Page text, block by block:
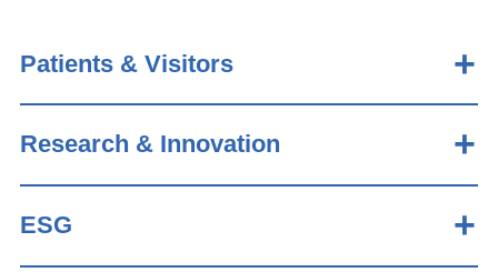
Patients & Visitors
Research & Innovation
ESG